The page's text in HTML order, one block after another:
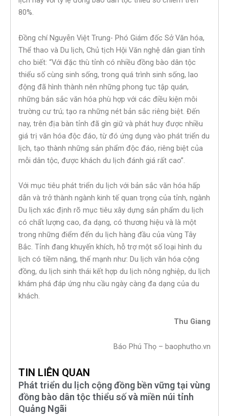
80%.
Đồng chí Nguyễn Việt Trung- Phó Giám đốc Sở Văn hóa,
Thể thao và Du lịch, Chủ tịch Hội Văn nghệ dân gian tỉnh
cho biết: “Với đặc thù tỉnh có nhiều đồng bào dân tộc
thiểu số cùng sinh sống, trong quá trình sinh sống, lao
động đã hình thành nên những phong tục tập quán,
những bản sắc văn hóa phù hợp với các điều kiện môi
trường cư trú; tạo ra những nét bản sắc riêng biệt. Đến
nay, trên địa bàn tỉnh đã gìn giữ và phát huy được nhiều
giá trị văn hóa độc đáo, từ đó ứng dụng vào phát triển du
lịch, tạo thành những sản phẩm độc đáo, riêng biệt của
mỗi dân tộc, được khách du lịch đánh giá rất cao”.
Với mục tiêu phát triển du lịch với bản sắc văn hóa hấp
dẫn và trở thành ngành kinh tế quan trọng của tỉnh, ngành
Du lịch xác định rõ mục tiêu xây dựng sản phẩm du lịch
có chất lượng cao, đa dạng, có thương hiệu và là một
trong những điểm đến du lịch hàng đầu của vùng Tây
Bắc. Tỉnh đang khuyến khích, hỗ trợ một số loại hình du
lịch có tiềm năng, thế mạnh như: Du lịch văn hóa cộng
đồng, du lịch sinh thái kết hợp du lịch nông nghiệp, du lịch
khám phá đáp ứng nhu cầu ngày càng đa dạng của du
khách.
Thu Giang
Báo Phú Thọ – baophutho.vn
TIN LIÊN QUAN
Phát triển du lịch cộng đồng bền vững tại vùng
đồng bào dân tộc thiểu số và miền núi tỉnh
Quảng Ngãi